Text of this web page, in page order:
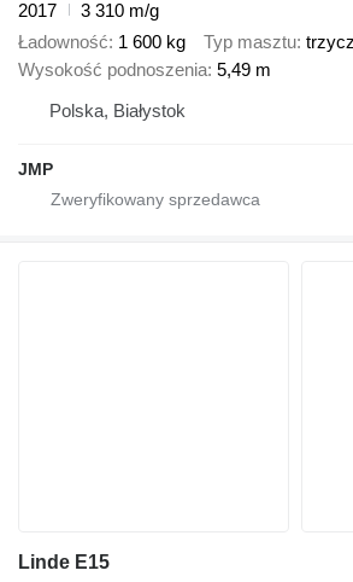
2017
3 310 m/g
Ładowność 1 600 kg Typ masztu
Wysokość podnoszenia 5,49 m
Polska, Białystok
JMP
Linde E15